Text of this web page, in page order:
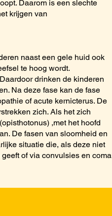
Daarom is een slechte
krijgen van
naast een gele huid ook
te hoog wordt.
drinken de kinderen
Na deze fase kan de fase
of acute kernicterus. De
zich. Als het zich
,met het hoofd
De fasen van sloomheid en
situatie die, als deze niet
of via convulsies en coma